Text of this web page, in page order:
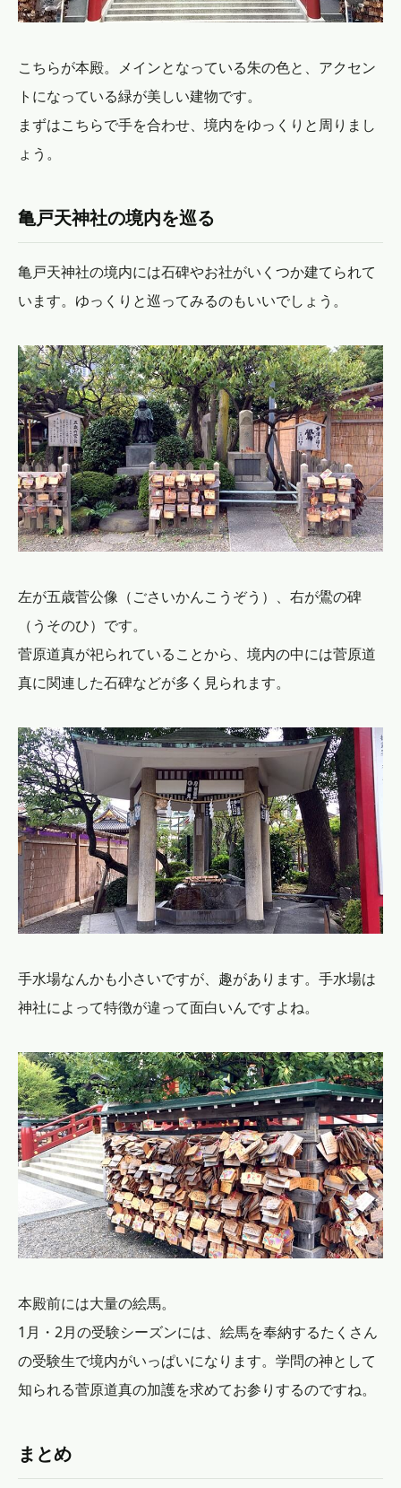
こちらが本殿。メインとなっている朱の色と、アクセン
トになっている緑が美しい建物です。
まずはこちらで手を合わせ、境内をゆっくりと周りまし
ょう。
亀戸天神社の境内を巡る
亀戸天神社の境内には石碑やお社がいくつか建てられて
います。ゆっくりと巡ってみるのもいいでしょう。
左が五歳菅公像（ごさいかんこうぞう）、右が鷽の碑
（うそのひ）です。
菅原道真が祀られていることから、境内の中には菅原道
真に関連した石碑などが多く見られます。
手水場なんかも小さいですが、趣があります。手水場は
神社によって特徴が違って面白いんですよね。
本殿前には大量の絵馬。
1月・2月の受験シーズンには、絵馬を奉納するたくさん
の受験生で境内がいっぱいになります。学問の神として
知られる菅原道真の加護を求めてお参りするのですね。
まとめ